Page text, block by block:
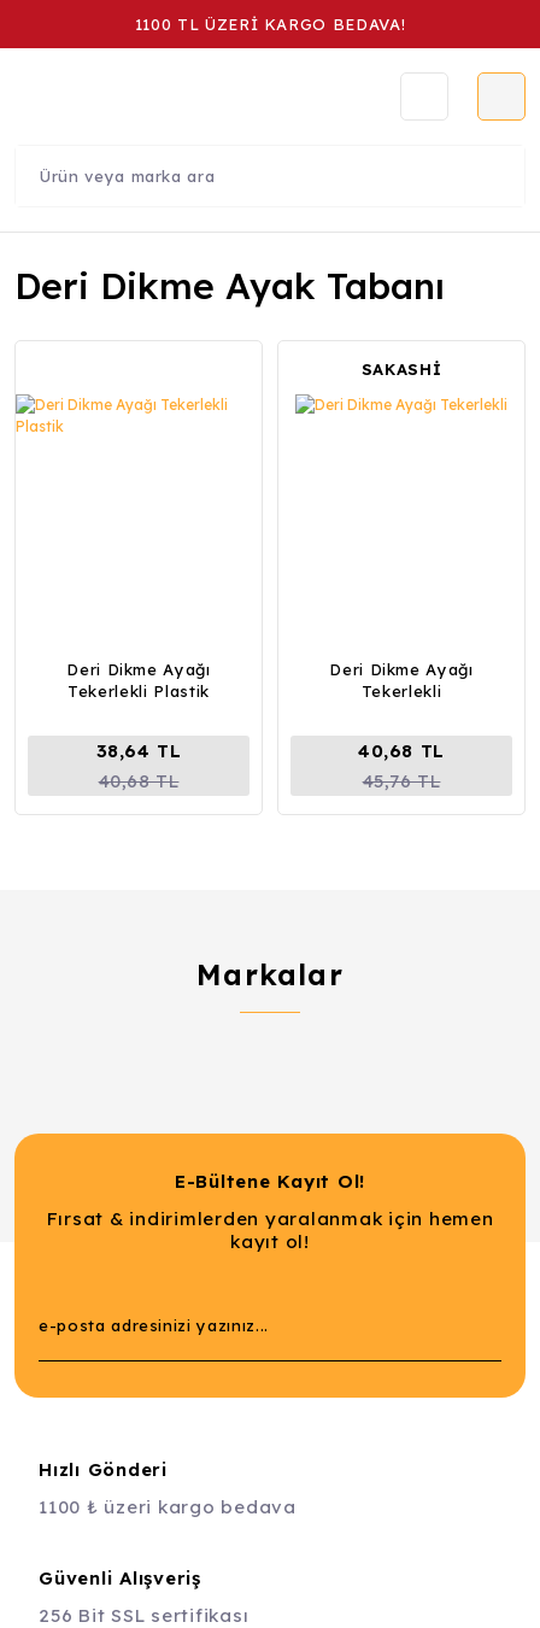
1100 TL ÜZERİ KARGO BEDAVA!
Deri Dikme Ayak Tabanı
Deri Dikme Ayağı
Tekerlekli Plastik
38,64 TL
40,68 TL
SAKASHİ
Deri Dikme Ayağı
Tekerlekli
40,68 TL
45,76 TL
Markalar
E-Bültene Kayıt Ol!
Fırsat & indirimlerden yaralanmak için hemen
kayıt ol!
Hızlı Gönderi
1100 ₺ üzeri kargo bedava
Güvenli Alışveriş
256 Bit SSL sertifikası